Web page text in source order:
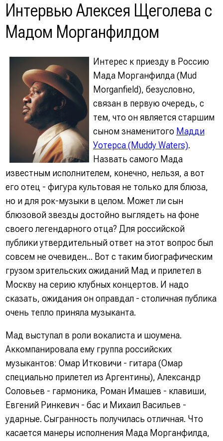
Интервью Алексея Щеголева с
Мадом Морганфилдом
Интерес к приезду в Россию
Мада Морганфилда (Mud
Morganfield), безусловно,
связан в первую очередь, с
тем, что он является старшим
сыном знаменитого Мадди
Уотерса (Muddy Waters).
Назвать самого Мада
известным исполнителем, конечно, нельзя, а вот
его отец - фигура культовая не только для блюза,
но и для рок-музыки в целом. Может ли сын
блюзовой звезды достойно выглядеть на фоне
своего легендарного отца? Для российской
публики утвердительный ответ на этот вопрос был
совсем не очевиден... Вот с таким биографическим
грузом зрительских ожиданий Мад и прилетел в
Москву на серию клубных концертов. И надо
сказать, ожидания он оправдал - столичная публика
очень тепло приняла музыканта.
Мад выступал в роли вокалиста и шоумена.
Аккомпанировала ему группа российских
музыкантов: Омар Итковичи - гитара (Омар
специально прилетел из Аргентины), Александр
Соловьев - гармоника, Роман Имашев - клавиши,
Евгений Ринкевич - бас и Михаил Васильев -
ударные. Сыгранность получилась отличная. Что
касается манеры исполнения Мада Морганфилда,